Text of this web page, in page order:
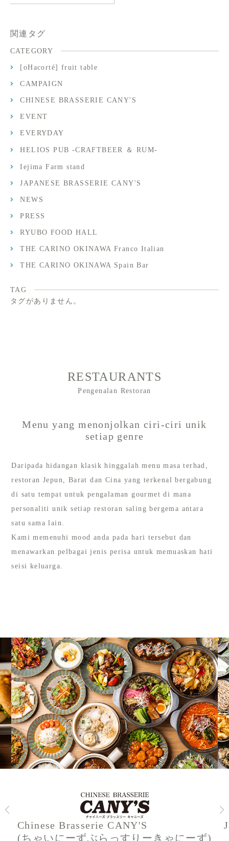
関連タグ
CATEGORY
[oHacorté] fruit table
CAMPAIGN
CHINESE BRASSERIE CANY'S
EVENT
EVERYDAY
HELIOS PUB -CRAFTBEER ＆ RUM-
Iejima Farm stand
JAPANESE BRASSERIE CANY'S
NEWS
PRESS
RYUBO FOOD HALL
THE CARINO OKINAWA Franco Italian
THE CARINO OKINAWA Spain Bar
TAG
タグがありません。
RESTAURANTS
Pengenalan Restoran
Menu yang menonjolkan ciri-ciri unik
setiap genre
Daripada hidangan klasik hinggalah menu masa terhad,
restoran Jepun, Barat dan Cina yang terkenal bergabung
di satu tempat untuk pengalaman gourmet di mana
personaliti unik setiap restoran saling bergema antara
satu sama lain.
Kami memenuhi mood anda pada hari tersebut dan
menawarkan pelbagai jenis perisa untuk memuaskan hati
seisi keluarga.
Chinese Brasserie CANY'S
(ちゃいにーずぶらっすりーきゃにーず)